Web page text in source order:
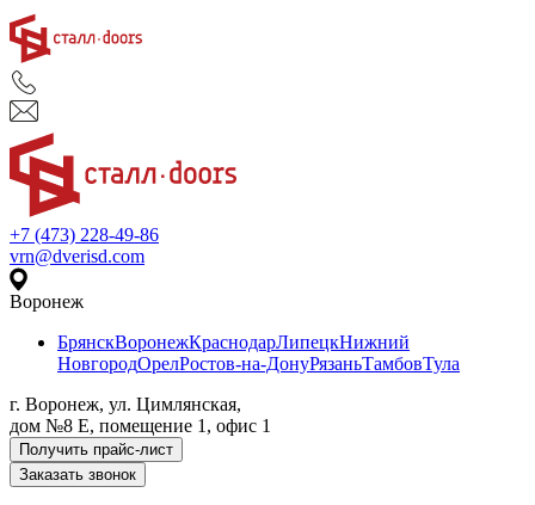
+7 (473) 228-49-86
vrn@dverisd.com
Воронеж
БрянскВоронежКраснодарЛипецкНижний
НовгородОрелРостов-на-ДонуРязаньТамбовТула
г. Воронеж, ул. Цимлянская,
дом №8 Е, помещение 1, офис 1
Получить прайс-лист
Заказать звонок